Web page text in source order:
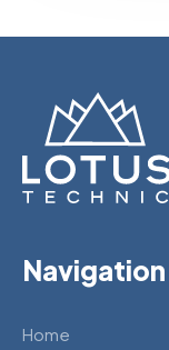
Navigation
Home